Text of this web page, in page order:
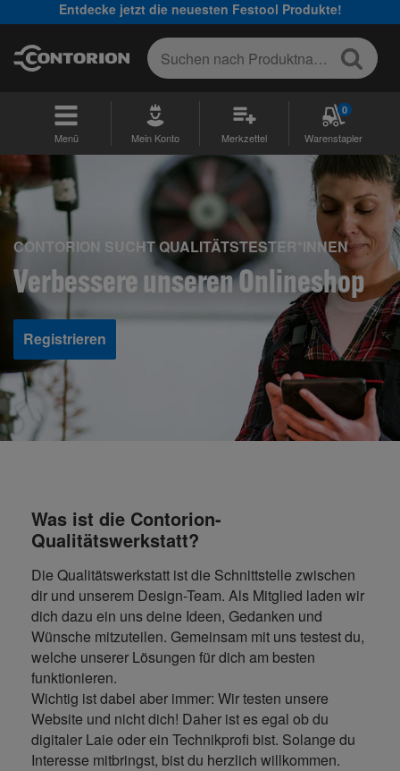
Entdecke jetzt die neuesten Festool Produkte!
Menü Mein Konto Merkzettel
0
Warenstapler
CONTORION SUCHT QUALITÄTSTESTER*INNEN
Verbessere unseren Onlineshop
Registrieren
Was ist die Contorion-
Qualitätswerkstatt?
Die Qualitätswerkstatt ist die Schnittstelle zwischen
dir und unserem Design-Team. Als Mitglied laden wir
dich dazu ein uns deine Ideen, Gedanken und
Wünsche mitzuteilen. Gemeinsam mit uns testest du,
welche unserer Lösungen für dich am besten
funktionieren.
Wichtig ist dabei aber immer: Wir testen unsere
Website und nicht dich! Daher ist es egal ob du
digitaler Laie oder ein Technikprofi bist. Solange du
Interesse mitbringst, bist du herzlich willkommen.